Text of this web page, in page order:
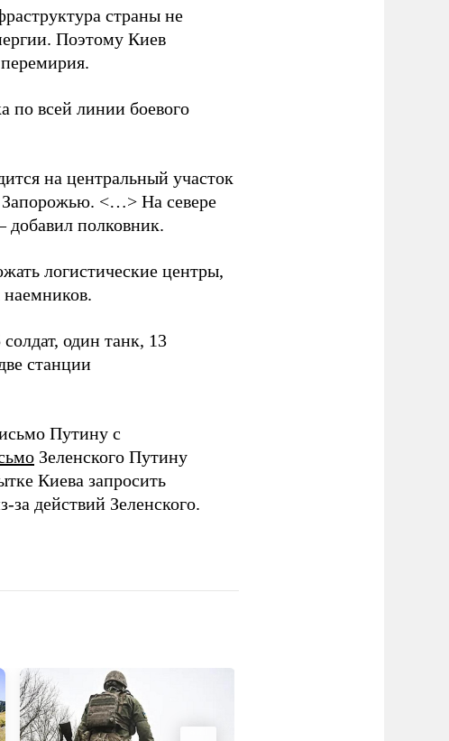
страны не
Поэтому Киев
по всей линии боевого
на центральный участок
<…> На севере
добавил полковник.
логистические центры,
один танк, 13
станции
Путину с
Зеленского Путину
Киева запросить
за действий Зеленского.